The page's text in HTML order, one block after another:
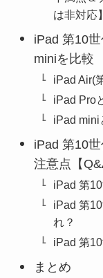
は非対応】
iPad 第10
miniを比較
iPad Air(
iPad Pro
iPad mini
iPad 第10
注意点【
iPad 第
iPad 第
れ？
iPad 第
まとめ